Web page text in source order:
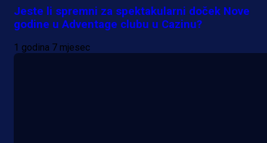
Jeste li spremni za spektakularni doček Nove
godine u Adventage clubu u Cazinu?
1 godina 7 mjesec